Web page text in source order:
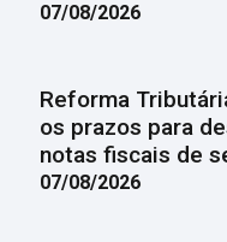
07/08/2026
Reforma
os prazos para
notas fiscais de
07/08/2026